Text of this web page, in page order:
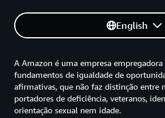
English
A Amazon é uma empresa
fundamentos de igualdade de
afirmativas, que não faz distinção entre
portadores de deficiência, veteranos,
orientação sexual nem idade.